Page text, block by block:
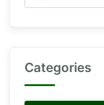
Categories